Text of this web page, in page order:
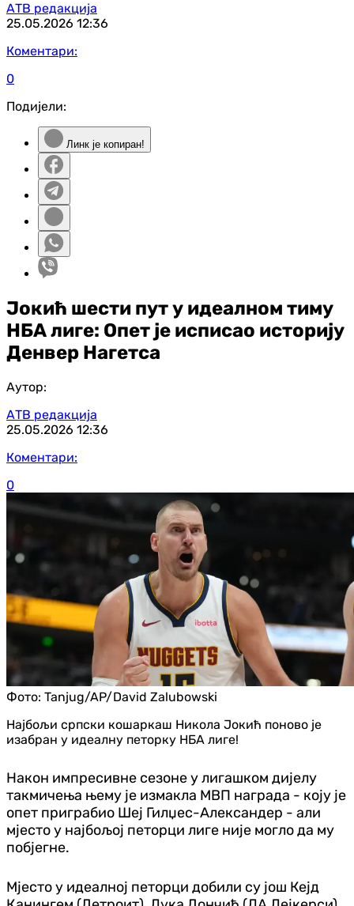
АТВ редакција
25.05.2026 12:36
Коментари:
0
Подијели:
Линк је копиран!
Јокић шести пут у идеалном тиму
НБА лиге: Опет је исписао историју
Денвер Нагетса
Аутор:
АТВ редакција
25.05.2026 12:36
Коментари:
0
Фото: Tanjug/AP/David Zalubowski
Најбољи српски кошаркаш Никола Јокић поново је
изабран у идеалну петорку НБА лиге!
Након импресивне сезоне у лигашком дијелу
такмичења њему је измакла МВП награда - коју је
опет приграбио Шеј Гилџес-Александер - али
мјесто у најбољој петорци лиге није могло да му
побјегне.
Мјесто у идеалној петорци добили су још Кејд